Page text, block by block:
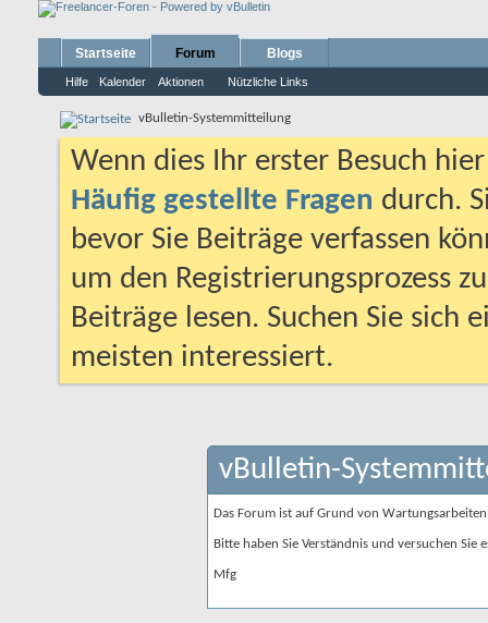
Startseite Forum
Hilfe Kalender Aktionen Nützliche Links
Blogs
vBulletin-Systemmitteilung
Wenn dies Ihr erster Besuch
Häufig gestellte Fragen durch.
bevor Sie Beiträge verfassen
um den Registrierungsprozess
Beiträge lesen. Suchen Sie sich
meisten interessiert.
vBulletin-
Das Forum ist auf Grund von
Bitte haben Sie Verständnis und versuchen Sie
Mfg